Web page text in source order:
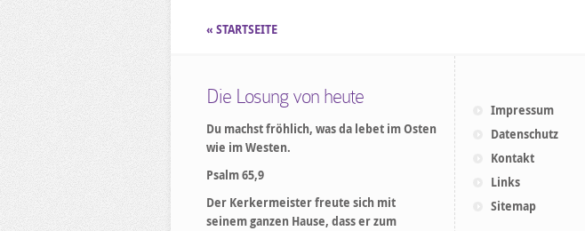
« STARTSEITE
Die Losung von heute
Du machst fröhlich, was da lebet im Osten
wie im Westen.
Psalm 65,9
Der Kerkermeister freute sich mit
seinem ganzen Hause, dass er zum
Impressum
Datenschutz
Kontakt
Links
Sitemap